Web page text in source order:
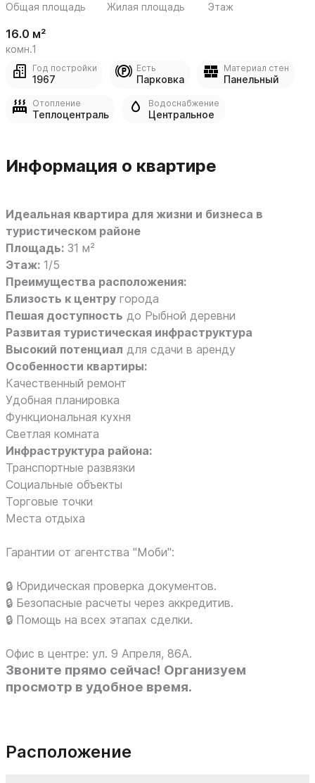
Общая площадь Жилая площадь Этаж
16.0 м²
комн.1
Год постройки
1967
Есть
Парковка
Материал стен
Панельный
Отопление
Теплоцентраль
Водоснабжение
Центральное
Информация о квартире
Идеальная квартира для жизни и бизнеса в
туристическом районе
Площадь: 31 м²
Этаж: 1/5
Преимущества расположения:
Близость к центру города
Пешая доступность до Рыбной деревни
Развитая туристическая инфраструктура
Высокий потенциал для сдачи в аренду
Особенности квартиры:
Качественный ремонт
Удобная планировка
Функциональная кухня
Светлая комната
Инфраструктура района:
Транспортные развязки
Социальные объекты
Торговые точки
Места отдыха
Гарантии от агентства "Моби":
🔒 Юридическая проверка документов.
🔒 Безопасные расчеты через аккредитив.
🔒 Помощь на всех этапах сделки.
Офис в центре: ул. 9 Апреля, 86А.
Звоните прямо сейчас! Организуем
просмотр в удобное время.
Расположение